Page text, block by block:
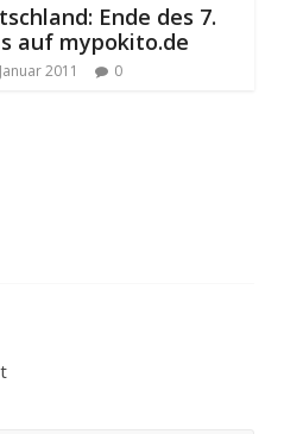
Ende des 7.
auf mypokito.de
2011 0